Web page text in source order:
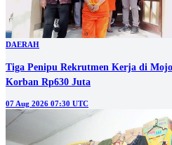
DAERAH
Tiga Penipu Rekrutmen Kerja di
Korban Rp630 Juta
07 Aug 2026 07:30 UTC